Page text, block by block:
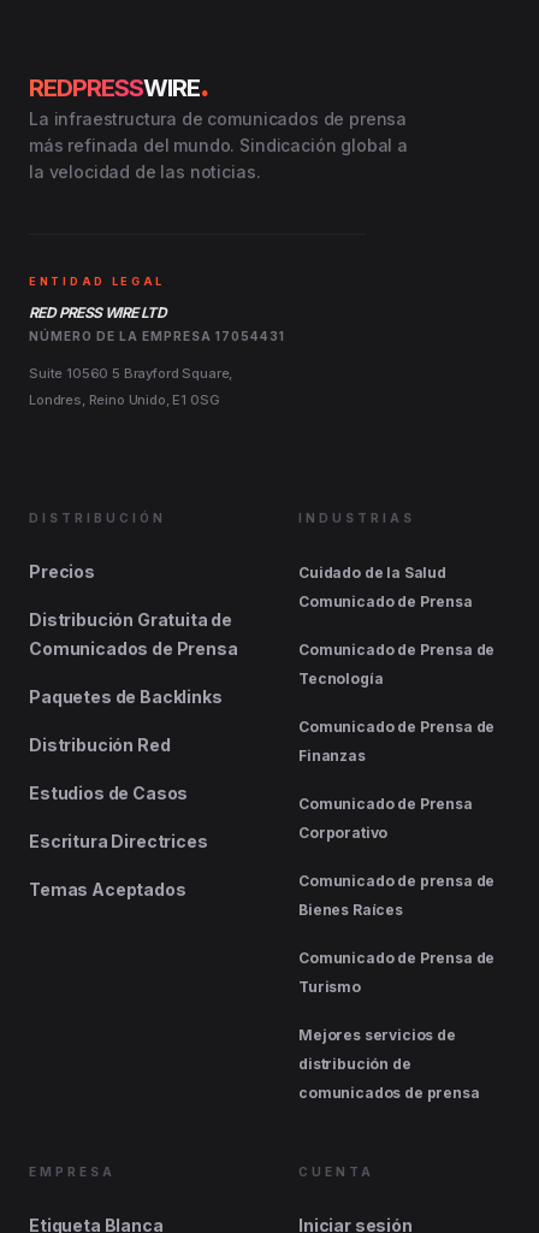
REDPRESSWIRE.
La infraestructura de comunicados de prensa
más refinada del mundo. Sindicación global a
la velocidad de las noticias.
ENTIDAD LEGAL
RED PRESS WIRE LTD
NÚMERO DE LA EMPRESA 17054431
Suite 10560 5 Brayford Square,
Londres, Reino Unido, E1 0SG
DISTRIBUCIÓN
Precios
Distribución Gratuita de
Comunicados de Prensa
Paquetes de Backlinks
Distribución Red
Estudios de Casos
Escritura Directrices
Temas Aceptados
INDUSTRIAS
Cuidado de la Salud
Comunicado de Prensa
Comunicado de Prensa de
Tecnología
Comunicado de Prensa de
Finanzas
Comunicado de Prensa
Corporativo
Comunicado de prensa de
Bienes Raíces
Comunicado de Prensa de
Turismo
Mejores servicios de
distribución de
comunicados de prensa
EMPRESA
Etiqueta Blanca
CUENTA
Iniciar sesión